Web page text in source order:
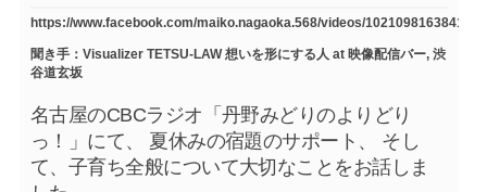
https://www.facebook.com/maiko.nagaoka.568/videos/
聞き手：Visualizer TETSU-LAW 想いを形にする人 at 映像配信バー, 渋
谷道玄坂
名古屋のCBCラジオ「丹野みどりのよりどり
っ！」にて、 夏休みの宿題のサポート、 そし
て、子育ち全般について大切なことをお話しま